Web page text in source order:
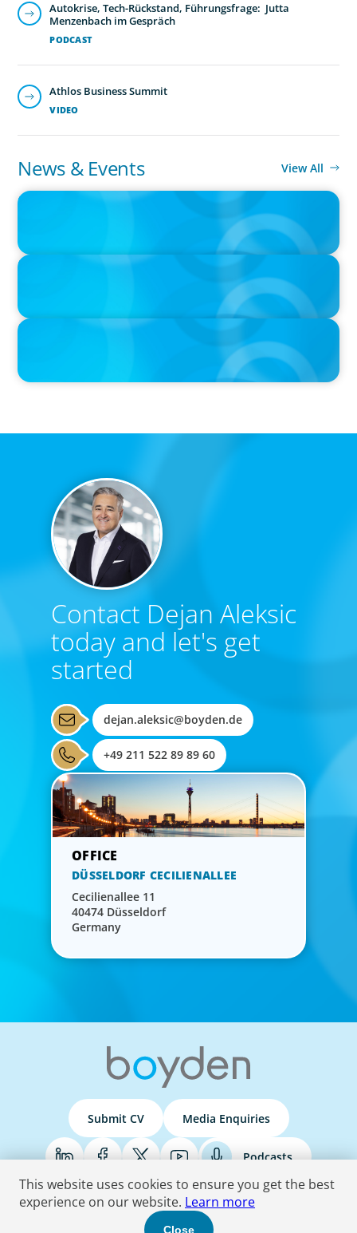
PODCAST
Autokrise, Tech-Rückstand, Führungsfrage: Jutta
Menzenbach im Gespräch
VIDEO
Athlos Business Summit
News & Events View All
IN THE MEDIA
The $400,000 Chief of Staff Is the CEO’s Secret Weapon in the AI
IN THE MEDIA
Activists Are Coming for CEOs, Boards on Succession Planning
IN THE MEDIA
CFO-to-CEO pipeline will likely taper on economic upswing:
Contact Dejan Aleksic
today and let's get
started
dejan.aleksic@boyden.de
+49 211 522 89 89 60
DÜSSELDORF CECILIENALLEE
Cecilienallee 11
40474 Düsseldorf
Germany
Submit CV Media Enquiries
Podcasts
Terms & Conditions Privacy Policy Do Not Sell Accessibility Statement
This website uses cookies to ensure you get the best
experience on our website. Learn more
Close